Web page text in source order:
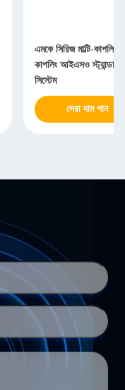
এমকে সিরিজ মাল্টি-কাপলিং
কাপলিং আইএসও
সিস্টেম
সেরা দাম পান